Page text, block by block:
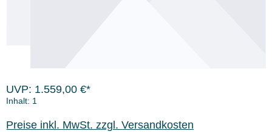
UVP: 1.559,00 €*
Inhalt: 1
Preise inkl. MwSt. zzgl. Versandkosten